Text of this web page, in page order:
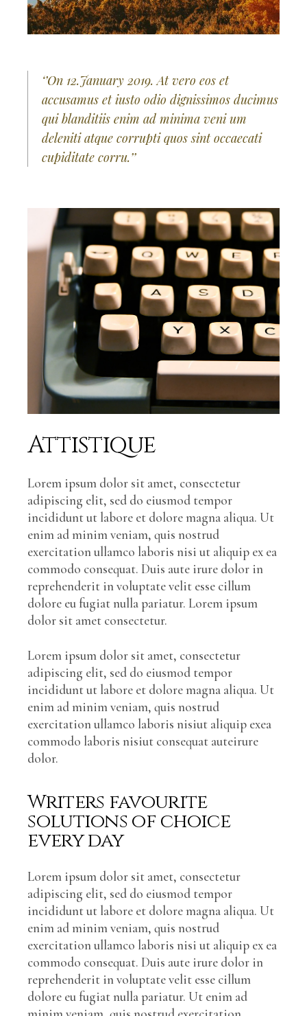
‘’On 12.January 2019. At vero eos et
accusamus et iusto odio dignissimos ducimus
qui blanditiis enim ad minima veni um
deleniti atque corrupti quos sint occaecati
cupiditate corru.’’
Attistique
Lorem ipsum dolor sit amet, consectetur
adipiscing elit, sed do eiusmod tempor
incididunt ut labore et dolore magna aliqua. Ut
enim ad minim veniam, quis nostrud
exercitation ullamco laboris nisi ut aliquip ex ea
commodo consequat. Duis aute irure dolor in
reprehenderit in voluptate velit esse cillum
dolore eu fugiat nulla pariatur. Lorem ipsum
dolor sit amet consectetur.
Lorem ipsum dolor sit amet, consectetur
adipiscing elit, sed do eiusmod tempor
incididunt ut labore et dolore magna aliqua. Ut
enim ad minim veniam, quis nostrud
exercitation ullamco laboris nisiut aliquip exea
commodo laboris nisiut consequat auteirure
dolor.
Writers favourite
solutions of choice
every day
Lorem ipsum dolor sit amet, consectetur
adipiscing elit, sed do eiusmod tempor
incididunt ut labore et dolore magna aliqua. Ut
enim ad minim veniam, quis nostrud
exercitation ullamco laboris nisi ut aliquip ex ea
commodo consequat. Duis aute irure dolor in
reprehenderit in voluptate velit esse cillum
dolore eu fugiat nulla pariatur. Ut enim ad